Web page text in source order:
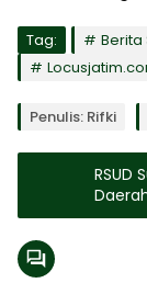
Tag: Berita
Penulis: Rifki
RSUD
dan